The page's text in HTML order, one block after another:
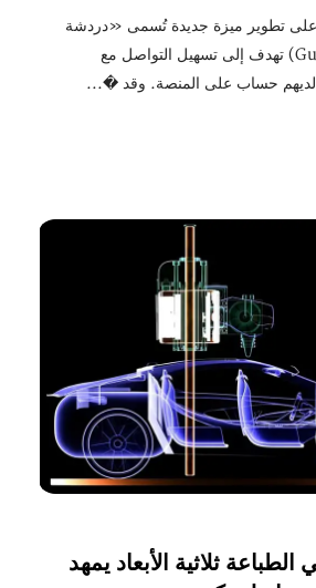
تطوير ميزة جديدة تُسمى «دردشة
الضيف» (Guest Chat) تهدف إلى تسهيل التواصل مع
حساب على المنصة. وقد �...
ثلاثية الأبعاد يمهد